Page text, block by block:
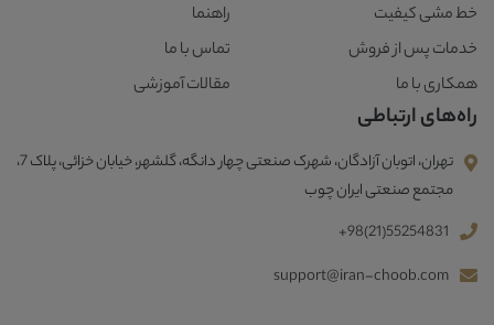
خط مشی کیفیت
خدمات پس از فروش
همکاری با ما
راهنما
تماس با ما
مقالات آموزشی
راه‌های ارتباطی
تهران، اتوبان آزادگان، شهرک صنعتی چهار دانگه، گلشهر، خیابان خزائی، پلاک 7،
مجتمع صنعتی ایران چوب
+98(21)55254831
support@iran-choob.com